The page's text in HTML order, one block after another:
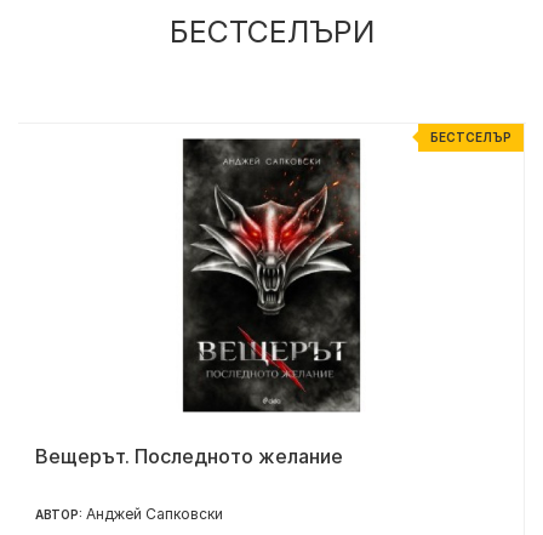
БЕСТСЕЛЪРИ
БЕСТСЕЛЪР
Вещерът. Последното желание
АВТОР: Анджей Сапковски